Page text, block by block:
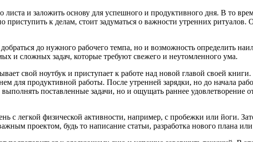
и заложить основу для успешного и продуктивного дня. В то
приступить к делам, стоит задуматься о важности утренних
до нужного рабочего темпа, но и возможность определить
и сложных задач, которые требуют свежего и неутомленного ума.
свой ноутбук и приступает к работе над новой главой своей
для продуктивной работы. После утренней зарядки, но до начала
поставленные задачи, но и ощущать раннее удовлетворение
с легкой физической активности, например, с пробежки или йоги.
проектом, будь то написание статьи, разработка нового плана